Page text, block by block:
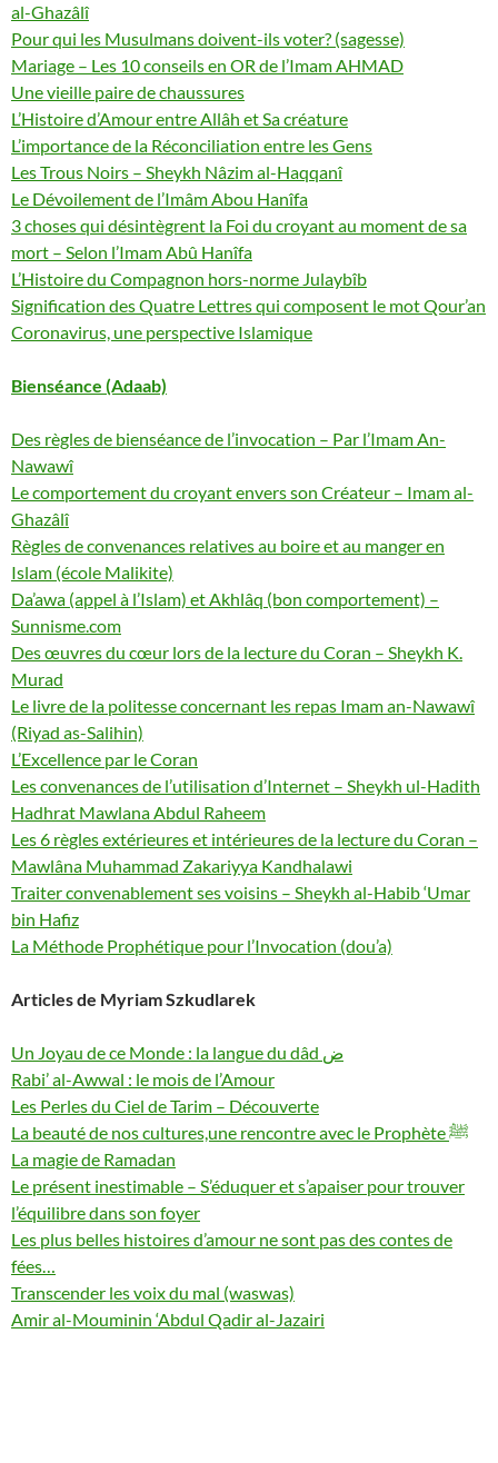
al-Ghazâlî
Pour qui les Musulmans doivent-ils voter? (sagesse)
Mariage – Les 10 conseils en OR de l’Imam AHMAD
Une vieille paire de chaussures
L’Histoire d’Amour entre Allâh et Sa créature
L’importance de la Réconciliation entre les Gens
Les Trous Noirs – Sheykh Nâzim al-Haqqanî
Le Dévoilement de l’Imâm Abou Hanîfa
3 choses qui désintègrent la Foi du croyant au moment de sa
mort – Selon l’Imam Abû Hanîfa
L’Histoire du Compagnon hors-norme Julaybîb
Signification des Quatre Lettres qui composent le mot Qour’an
Coronavirus, une perspective Islamique
Bienséance (Adaab)
Des règles de bienséance de l’invocation – Par l’Imam An-
Nawawî
Le comportement du croyant envers son Créateur – Imam al-
Ghazâlî
Règles de convenances relatives au boire et au manger en
Islam (école Malikite)
Da’awa (appel à l’Islam) et Akhlâq (bon comportement) –
Sunnisme.com
Des œuvres du cœur lors de la lecture du Coran – Sheykh K.
Murad
Le livre de la politesse concernant les repas Imam an-Nawawî
(Riyad as-Salihin)
L’Excellence par le Coran
Les convenances de l’utilisation d’Internet – Sheykh ul-Hadith
Hadhrat Mawlana Abdul Raheem
Les 6 règles extérieures et intérieures de la lecture du Coran –
Mawlâna Muhammad Zakariyya Kandhalawi
Traiter convenablement ses voisins – Sheykh al-Habib ‘Umar
bin Hafiz
La Méthode Prophétique pour l’Invocation (dou’a)
Articles de Myriam Szkudlarek
Un Joyau de ce Monde : la langue du dâd ض
Rabi’ al-Awwal : le mois de l’Amour
Les Perles du Ciel de Tarim – Découverte
La magie de Ramadan
Le présent inestimable – S’éduquer et s’apaiser pour trouver
l’équilibre dans son foyer
Les plus belles histoires d’amour ne sont pas des contes de
fées…
Transcender les voix du mal (waswas)
Amir al-Mouminin ‘Abdul Qadir al-Jazairi